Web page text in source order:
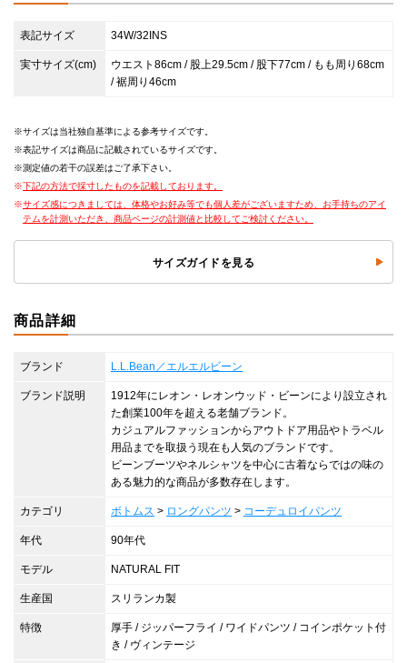
表記サイズ 34W/32INS
実寸サイズ(cm)
ウエスト86cm / 股上29.5cm / 股下77cm / もも周り68cm
/ 裾周り46cm
サイズは当社独自基準による参考サイズです。
表記サイズは商品に記載されているサイズです。
測定値の若干の誤差はご了承下さい。
下記の方法で採寸したものを記載しております。
サイズ感につきましては、体格やお好み等でも個人差がございますため、お手持ちのアイ
テムを計測いただき、商品ページの計測値と比較してご検討ください。
サイズガイドを見る
商品詳細
ブランド L.L.Bean／エルエルビーン
ブランド説明
1912年にレオン・レオンウッド・ビーンにより設立され
た創業100年を超える老舗ブランド。
カジュアルファッションからアウトドア用品やトラベル
用品までを取扱う現在も人気のブランドです。
ビーンブーツやネルシャツを中心に古着ならではの味の
ある魅力的な商品が多数存在します。
カテゴリ ボトムス > ロングパンツ > コーデュロイパンツ
年代 90年代
モデル NATURAL FIT
生産国 スリランカ製
特徴
厚手 / ジッパーフライ / ワイドパンツ / コインポケット付
き / ヴィンテージ